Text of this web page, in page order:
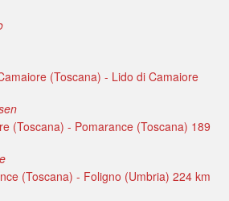
(Toscana) - Lido di Camaiore
(Toscana) - Pomarance (Toscana) 189
(Toscana) - Foligno (Umbria) 224 km